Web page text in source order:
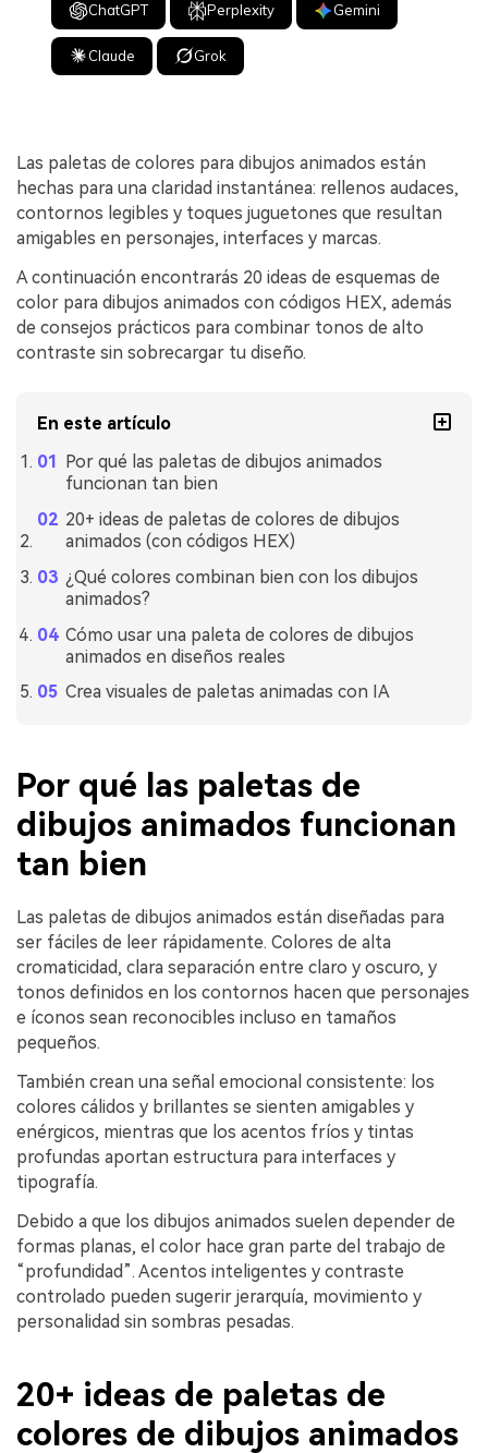
ChatGPT Perplexity Gemini
Claude Grok
Las paletas de colores para dibujos animados están
hechas para una claridad instantánea: rellenos audaces,
contornos legibles y toques juguetones que resultan
amigables en personajes, interfaces y marcas.
A continuación encontrarás 20 ideas de esquemas de
color para dibujos animados con códigos HEX, además
de consejos prácticos para combinar tonos de alto
contraste sin sobrecargar tu diseño.
En este artículo
Por qué las paletas de dibujos animados
funcionan tan bien
20+ ideas de paletas de colores de dibujos
animados (con códigos HEX)
¿Qué colores combinan bien con los dibujos
animados?
Cómo usar una paleta de colores de dibujos
animados en diseños reales
Crea visuales de paletas animadas con IA
Por qué las paletas de
dibujos animados funcionan
tan bien
Las paletas de dibujos animados están diseñadas para
ser fáciles de leer rápidamente. Colores de alta
cromaticidad, clara separación entre claro y oscuro, y
tonos definidos en los contornos hacen que personajes
e íconos sean reconocibles incluso en tamaños
pequeños.
También crean una señal emocional consistente: los
colores cálidos y brillantes se sienten amigables y
enérgicos, mientras que los acentos fríos y tintas
profundas aportan estructura para interfaces y
tipografía.
Debido a que los dibujos animados suelen depender de
formas planas, el color hace gran parte del trabajo de
“profundidad”. Acentos inteligentes y contraste
controlado pueden sugerir jerarquía, movimiento y
personalidad sin sombras pesadas.
20+ ideas de paletas de
colores de dibujos animados